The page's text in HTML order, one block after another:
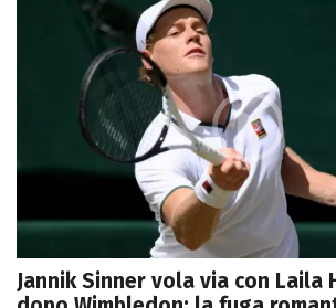
Jannik Sinner vola via con Laila